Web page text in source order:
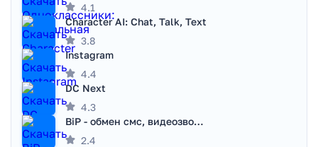
4.1
Character AI: Chat, Talk, Text
3.8
Instagram
4.4
DC Next
4.3
BiP - обмен смс, видеозвонками
2.4